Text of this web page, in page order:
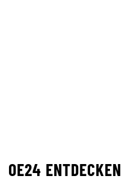
OE24 ENTDECKEN